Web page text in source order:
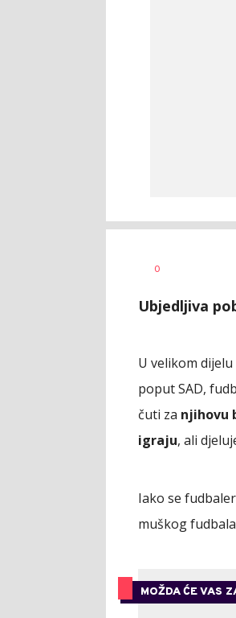
AUTOR
0
Ubjedljiva
U velikom
poput SAD,
čuti za njihovu
igraju, ali
Iako se
muškog
MOŽDA ĆE VAS